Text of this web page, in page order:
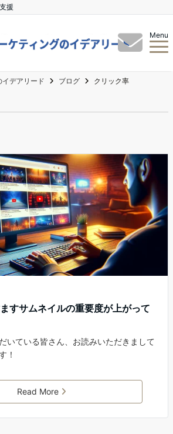
援
Menu
デアリード ブログ クリック率
すサムネイルの重要度が上がって
いている皆さん、お読みいただきまして
！
Read More